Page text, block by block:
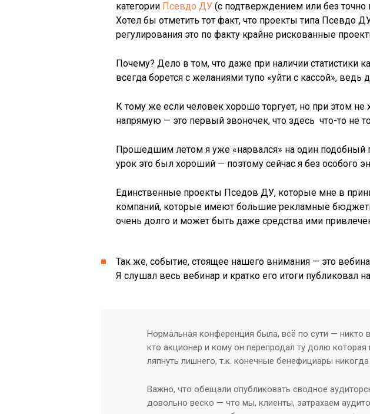
категории Псевдо ДУ (с подтверждением или без точно
Хотел бы отметить тот факт, что проекты типа Псевдо
регулирования это по факту крайне рискованные
Почему? Дело в том, что даже при наличии
всегда борется с желаниями тупо «уйти с кассой», ведь
К тому же если человек хорошо торгует, но при этом
напрямую — это первый звоночек, что здесь что-то не
Прошедшим летом я уже «нарвался» на один подобный
урок это был хороший — поэтому сейчас я без особого
Единственные проекты Пседов ДУ, которые мне в
компаний, которые имеют большие рекламные
очень долго и может быть даже средства ими
Так же, событие, стоящее нашего внимания — это
Я слушал весь вебинар и кратко его итоги публиковал
Нормальная конференция была, всё по сути — никто
кто акционер и кому он перепродал ту долю
ляпнуть лишнего, т.к. конечные бенефициары никогда
Важно, что обещали опубликовать сводное
довольно веско — что мы, клиенты, затрахаем